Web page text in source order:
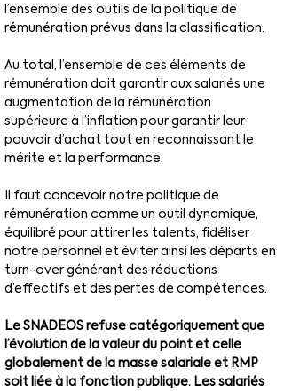
l’ensemble des outils de la politique de
rémunération prévus dans la classification.
Au total, l’ensemble de ces éléments de
rémunération doit garantir aux salariés une
augmentation de la rémunération
supérieure à l’inflation pour garantir leur
pouvoir d’achat tout en reconnaissant le
mérite et la performance.
Il faut concevoir notre politique de
rémunération comme un outil dynamique,
équilibré pour attirer les talents, fidéliser
notre personnel et éviter ainsi les départs en
turn-over générant des réductions
d’effectifs et des pertes de compétences.
Le SNADEOS refuse catégoriquement que
l’évolution de la valeur du point et celle
globalement de la masse salariale et RMP
soit liée à la fonction publique. Les salariés